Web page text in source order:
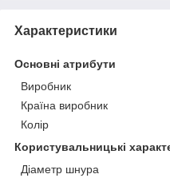
Характеристики
Основні атрибути
Виробник
Країна виробник
Колір
Користувальницькі
Діаметр шнура